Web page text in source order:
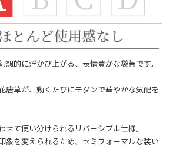
的に浮かび上がる、表情豊かな袋帯です。
唐草が、動くたびにモダンで華やかな気配を
せて使い分けられるリバーシブル仕様。
象を変えられるため、セミフォーマルな装い